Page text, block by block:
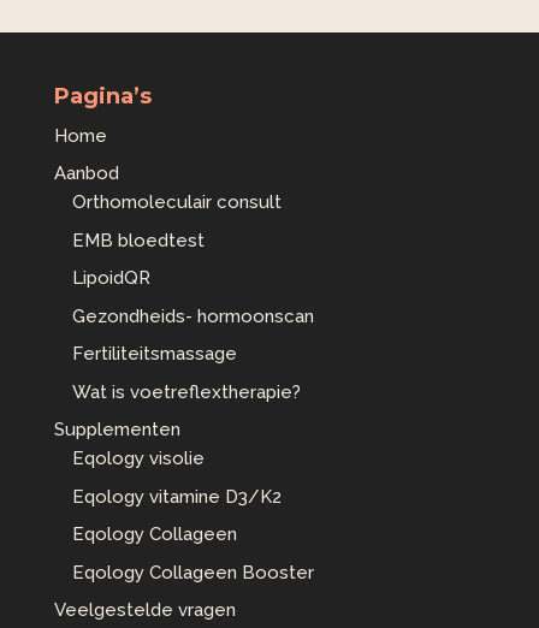
Pagina’s
Home
Aanbod
Orthomoleculair consult
EMB bloedtest
LipoidQR
Gezondheids- hormoonscan
Fertiliteitsmassage
Wat is voetreflextherapie?
Supplementen
Eqology visolie
Eqology vitamine D3/K2
Eqology Collageen
Eqology Collageen Booster
Veelgestelde vragen